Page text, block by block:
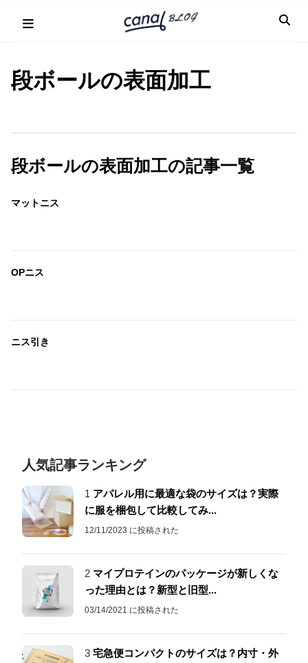
段ボールの表面加工
段ボールの表面加工の記事一覧
マットニス
OPニス
ニス引き
人気記事ランキング
1 アパレル用に最適な袋のサイズは？実際
に服を梱包して比較してみ...
12/11/2023 に投稿された
2 マイプロテインのパッケージが新しくな
った理由とは？新型と旧型...
03/14/2021 に投稿された
3 宅急便コンパクトのサイズは？内寸・外